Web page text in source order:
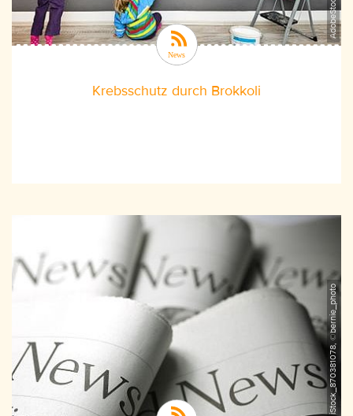
Krebsschutz durch Brokkoli
iStock_870381078, ©bernie_photo